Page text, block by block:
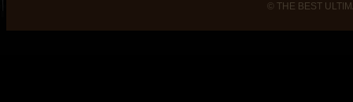
© THE BEST